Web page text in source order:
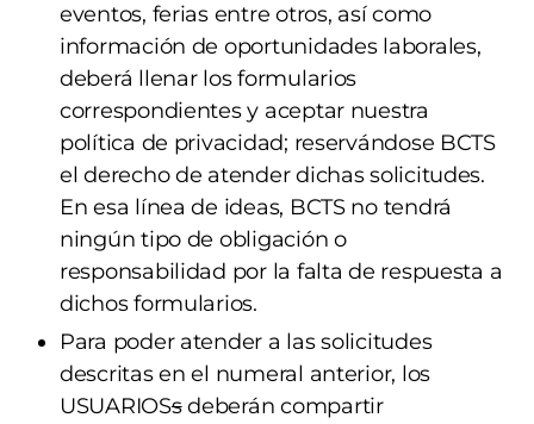
eventos, ferias entre otros, así como
información de oportunidades laborales,
deberá llenar los formularios
correspondientes y aceptar nuestra
política de privacidad; reservándose BCTS
el derecho de atender dichas solicitudes.
En esa línea de ideas, BCTS no tendrá
ningún tipo de obligación o
responsabilidad por la falta de respuesta a
dichos formularios.
Para poder atender a las solicitudes
descritas en el numeral anterior, los
USUARIOSsdeberán compartir